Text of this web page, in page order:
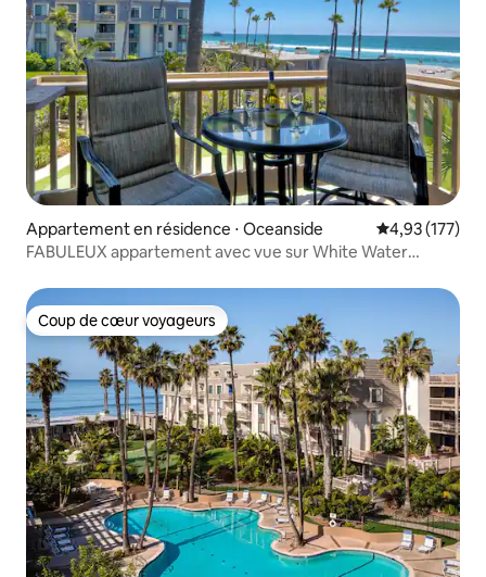
Appartement en résidence ⋅ Oceanside Évaluation
4,93 (177)
FABULEUX appartement avec vue sur White Water
Coup de cœur voyageurs
Coup de cœur voyageurs